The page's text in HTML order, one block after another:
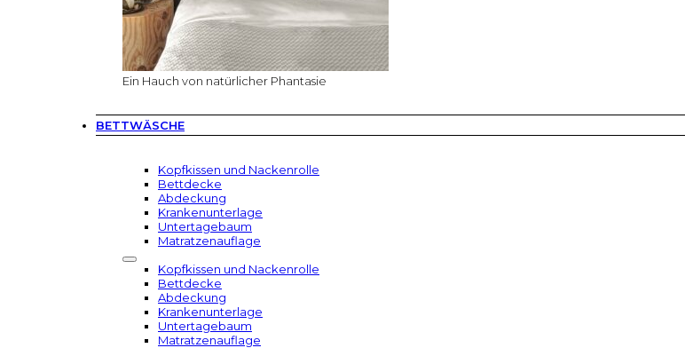
Ein Hauch von natürlicher Phantasie
BETTWÄSCHE
Kopfkissen und Nackenrolle
Bettdecke
Abdeckung
Krankenunterlage
Untertagebaum
Matratzenauflage
Kopfkissen und Nackenrolle
Bettdecke
Abdeckung
Krankenunterlage
Untertagebaum
Matratzenauflage